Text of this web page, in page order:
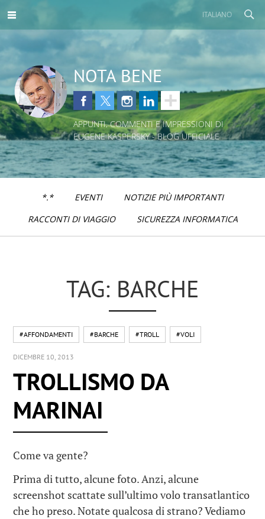
ITALIANO
NOTA BENE
APPUNTI, COMMENTI E IMPRESSIONI DI
EUGENE KASPERSKY - BLOG UFFICIALE
*.* EVENTI
NOTIZIE PIÙ IMPORTANTI
RACCONTI DI VIAGGIO
SICUREZZA INFORMATICA
TAG: BARCHE
#AFFONDAMENTI #BARCHE #TROLL #VOLI
DICEMBRE 10, 2013
TROLLISMO DA
MARINAI
Come va gente?
Prima di tutto, alcune foto. Anzi, alcune
screenshot scattate sull’ultimo volo transatlantico
che ho preso. Notate qualcosa di strano? Vediamo